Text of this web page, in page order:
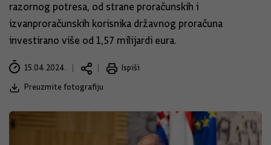
razornog potresa, od strane proračunskih i
izvanproračunskih korisnika državnog proračuna
investirano više od 1,57 milijardi eura.
15.04.2024.
Ispiši
Preuzmite fotografiju